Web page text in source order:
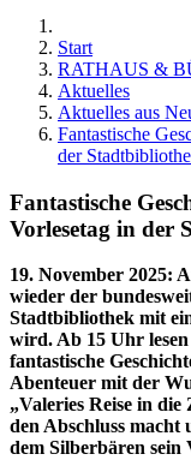
Start
RATHAUS &
Aktuelles
Aktuelles aus
Fantastische
der
Fantastische
Vorlesetag in der
19. November 2025:
wieder der
Stadtbibliothek mit
wird. Ab 15 Uhr
fantastische
Abenteuer mit der
„Valeries Reise in
den Abschluss
dem Silberbären sein